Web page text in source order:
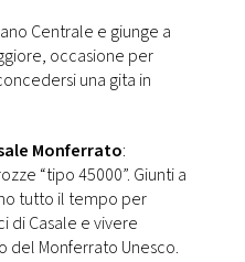
Centrale e giunge a
occasione per
una gita in
Monferrato:
“tipo 45000”. Giunti a
tutto il tempo per
di Casale e vivere
del Monferrato Unesco.